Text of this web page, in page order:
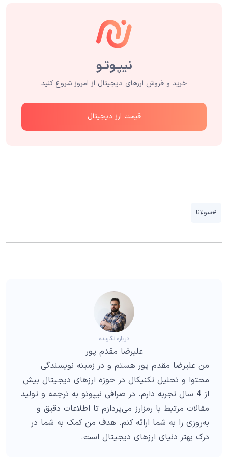
خرید و فروش ارزهای دیجیتال از امروز شروع کنید
قیمت ارز دیجیتال
#سولانا
درباره نگارنده
علیرضا مقدم پور
من علیرضا مقدم پور هستم و در زمینه نویسندگی
محتوا و تحلیل تکنیکال در حوزه ارزهای دیجیتال بیش
از 4 سال تجربه دارم. در صرافی نیپوتو به ترجمه و تولید
مقالات مرتبط با رمزارز می‌پردازم تا اطلاعات دقیق و
به‌روزی را به شما ارائه کنم. هدف من کمک به شما در
درک بهتر دنیای ارزهای دیجیتال است.